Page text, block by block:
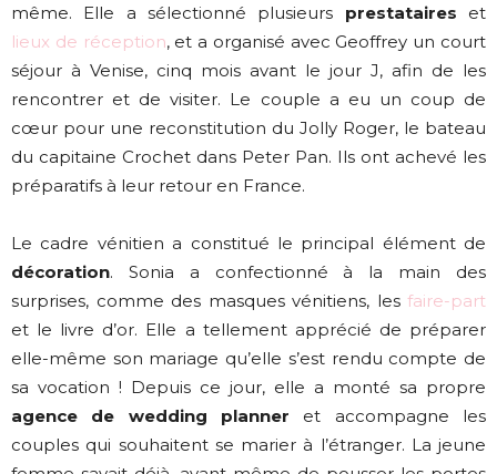
même. Elle a sélectionné plusieurs prestataires et
lieux de réception, et a organisé avec Geoffrey un court
séjour à Venise, cinq mois avant le jour J, afin de les
rencontrer et de visiter. Le couple a eu un coup de
cœur pour une reconstitution du Jolly Roger, le bateau
du capitaine Crochet dans Peter Pan. Ils ont achevé les
préparatifs à leur retour en France.
Le cadre vénitien a constitué le principal élément de
décoration. Sonia a confectionné à la main des
surprises, comme des masques vénitiens, les faire-part
et le livre d’or. Elle a tellement apprécié de préparer
elle-même son mariage qu’elle s’est rendu compte de
sa vocation ! Depuis ce jour, elle a monté sa propre
agence de wedding planner et accompagne les
couples qui souhaitent se marier à l’étranger. La jeune